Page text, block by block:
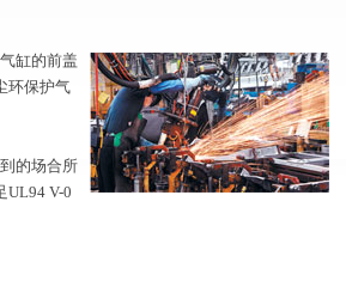
缸的前盖
环保护气
的场合所
UL94 V-0